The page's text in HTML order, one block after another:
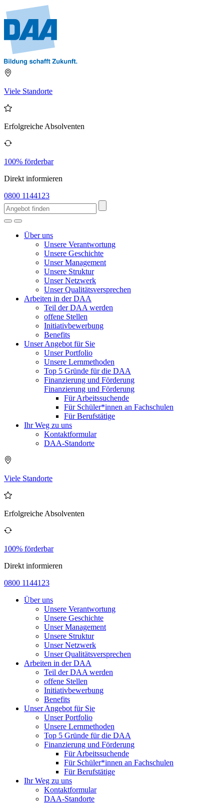
Viele Standorte
Erfolgreiche Absolventen
100% förderbar
Direkt informieren
0800 1144123
Über uns
Unsere Verantwortung
Unsere Geschichte
Unser Management
Unsere Struktur
Unser Netzwerk
Unser Qualitätsversprechen
Arbeiten in der DAA
Teil der DAA werden
offene Stellen
Initiativbewerbung
Benefits
Unser Angebot für Sie
Unser Portfolio
Unsere Lernmethoden
Top 5 Gründe für die DAA
Finanzierung und Förderung
Finanzierung und Förderung
Für Arbeitssuchende
Für Schüler*innen an Fachschulen
Für Berufstätige
Ihr Weg zu uns
Kontaktformular
DAA-Standorte
Viele Standorte
Erfolgreiche Absolventen
100% förderbar
Direkt informieren
0800 1144123
Über uns
Unsere Verantwortung
Unsere Geschichte
Unser Management
Unsere Struktur
Unser Netzwerk
Unser Qualitätsversprechen
Arbeiten in der DAA
Teil der DAA werden
offene Stellen
Initiativbewerbung
Benefits
Unser Angebot für Sie
Unser Portfolio
Unsere Lernmethoden
Top 5 Gründe für die DAA
Finanzierung und Förderung
Für Arbeitssuchende
Für Schüler*innen an Fachschulen
Für Berufstätige
Ihr Weg zu uns
Kontaktformular
DAA-Standorte